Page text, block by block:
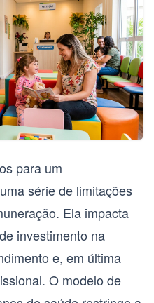
para um
série de limitações
Ela impacta
investimento na
e, em última
O modelo de